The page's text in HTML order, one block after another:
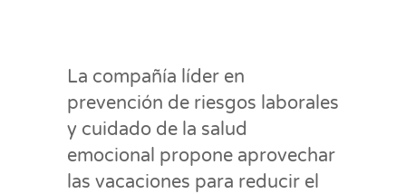
La compañía líder en
prevención de riesgos laborales
y cuidado de la salud
emocional propone aprovechar
las vacaciones para reducir el